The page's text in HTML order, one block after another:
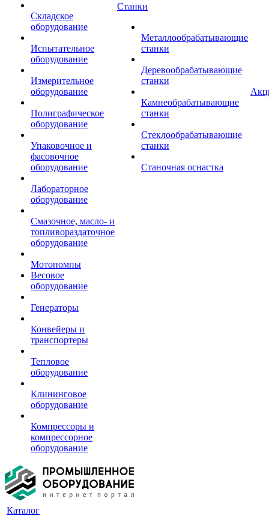
Складское
оборудование
Испытательное
оборудование
Измерительное
оборудование
Полиграфическое
оборудование
Упаковочное и
фасовочное
оборудование
Лабораторное
оборудование
Смазочное, масло- и
топливораздаточное
оборудование
Мотопомпы
Весовое
оборудование
Генераторы
Конвейеры и
транспортеры
Тепловое
оборудование
Клининговое
оборудование
Компрессоры и
компрессорное
оборудование
Станки
Металлообрабатывающие
станки
Деревообрабатывающие
станки
Камнеобрабатывающие
станки
Стеклообрабатывающие
станки
Станочная оснастка
Каталог